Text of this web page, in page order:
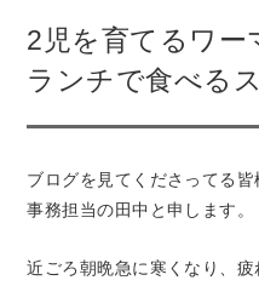
2児を育てるワー
ランチで食べる
ブログを見てくださってる皆
事務担当の田中と申します。
近ごろ朝晩急に寒くなり、